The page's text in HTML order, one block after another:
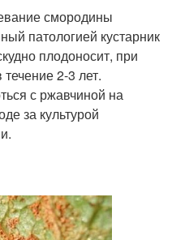
смородины
патологией кустарник
плодоносит, при
течение 2-3 лет.
с ржавчиной на
за культурой